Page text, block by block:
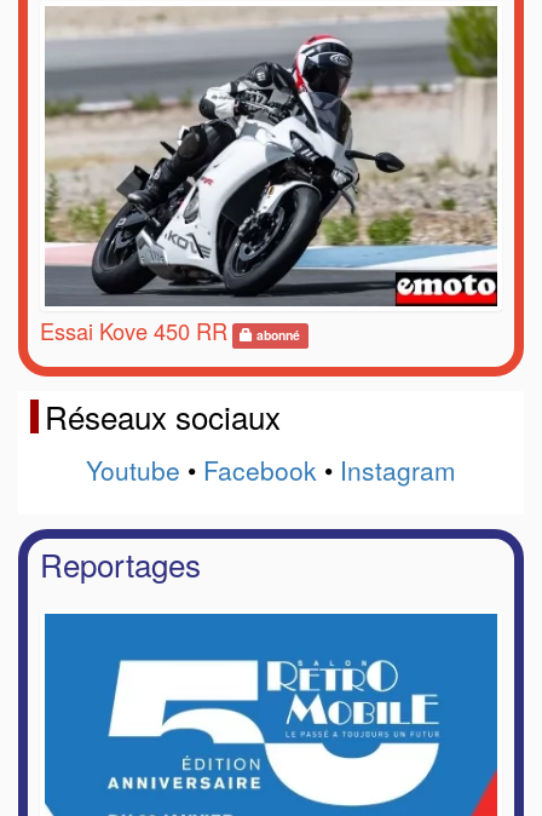
Essai Kove 450 RR abonné
Réseaux sociaux
Youtube • Facebook • Instagram
Reportages